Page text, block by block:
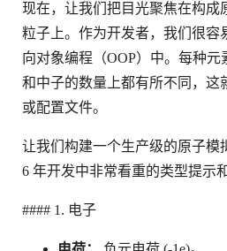
现在，让我们把目光聚焦在构成
粒子上。作为开发者，我们很容
向对象编程（OOP）中。每种
和中子的数量上都有所不同，这
或配置文件。
让我们构建一个生产级的原子模
6 年开发中非常看重的类型提示
#### 1. 电子